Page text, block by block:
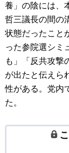
養」の陰には、
哲三議長の間の
状態だったこと
った参院選シミ
も」「反共攻撃
が出たと伝えら
性がある。党内
た。